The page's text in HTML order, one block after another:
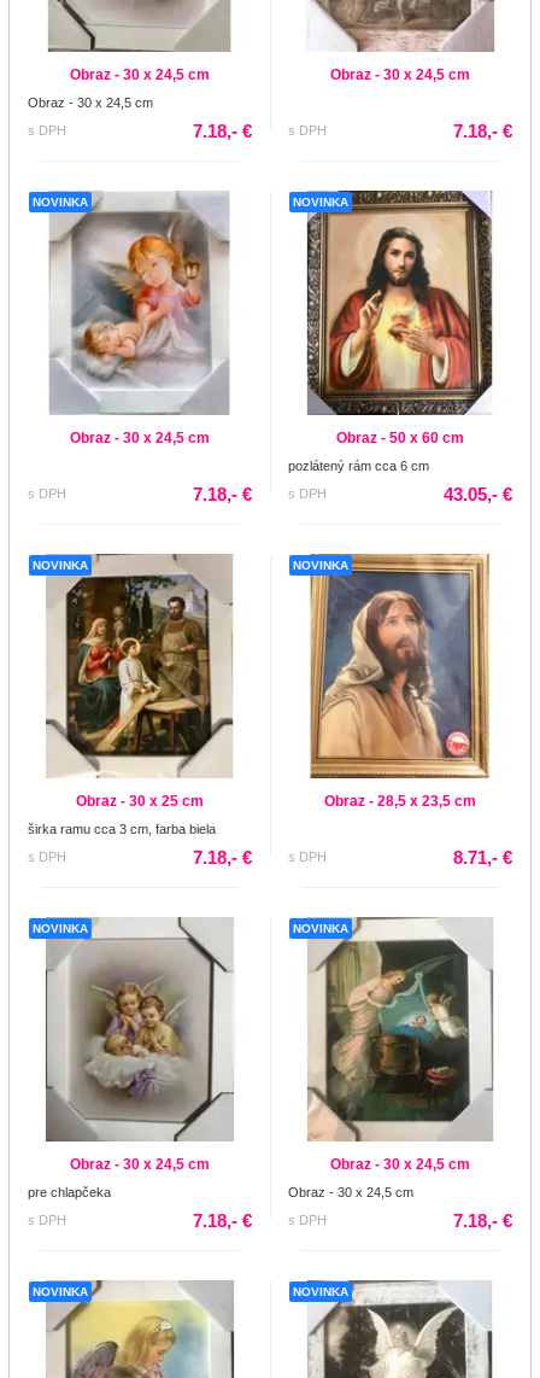
Obraz - 30 x 24,5 cm
Obraz - 30 x 24,5 cm
s DPH
7.18,- €
Obraz - 30 x 24,5 cm
s DPH 7.18,- €
NOVINKA
Obraz - 30 x 24,5 cm
s DPH 7.18,- €
NOVINKA
Obraz - 50 x 60 cm
pozlátený rám cca 6 cm
s DPH
43.05,- €
NOVINKA
Obraz - 30 x 25 cm
širka ramu cca 3 cm, farba biela
s DPH
7.18,- €
NOVINKA
Obraz - 28,5 x 23,5 cm
s DPH 8.71,- €
NOVINKA
Obraz - 30 x 24,5 cm
pre chlapčeka
s DPH
7.18,- €
NOVINKA
Obraz - 30 x 24,5 cm
Obraz - 30 x 24,5 cm
s DPH
7.18,- €
NOVINKA NOVINKA